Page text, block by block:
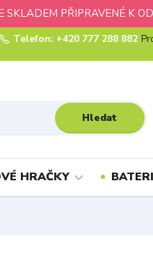
SKLADEM PŘIPRAVENÉ K
Hledat
Telefon: +420 777 288 882
HRAČKY